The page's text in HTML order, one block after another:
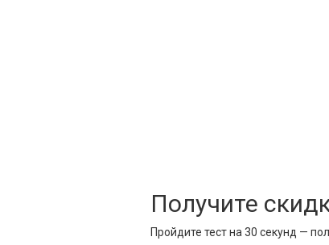
Получите
Пройдите тест на 30 секунд —